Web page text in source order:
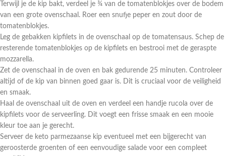
Terwijl je de kip bakt, verdeel je ¾ van de tomatenblokjes over de bodem
van een grote ovenschaal. Roer een snufje peper en zout door de
tomatenblokjes.
Leg de gebakken kipfilets in de ovenschaal op de tomatensaus. Schep de
resterende tomatenblokjes op de kipfilets en bestrooi met de geraspte
mozzarella.
Zet de ovenschaal in de oven en bak gedurende 25 minuten. Controleer
altijd of de kip van binnen goed gaar is. Dit is cruciaal voor de veiligheid
en smaak.
Haal de ovenschaal uit de oven en verdeel een handje rucola over de
kipfilets voor de serveerling. Dit voegt een frisse smaak en een mooie
kleur toe aan je gerecht.
Serveer de keto parmezaanse kip eventueel met een bijgerecht van
geroosterde groenten of een eenvoudige salade voor een compleet